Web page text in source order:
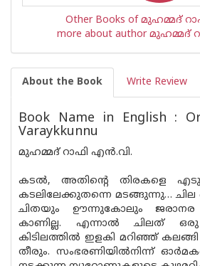
Other Books of മുഹമ്മദ്
more about author മുഹമ്മദ്
About the Book Write Review
Book Name in English :
Varaykkunnu
മുഹമ്മദ് റാഫി എൻ.വി.
കടൽ, അതിന്റെ തിരകളെ
കടലിലേക്കുതന്നെ മടങ്ങുന്നു…
ചിതയും ഊന്നുകോലും ജരാനര
കാണില്ല. എന്നാൽ ചിലത് ഒരു
കിടിലത്തിൽ ഇളകി മറിഞ്ഞ്
തീരും. സംഭരണിയിൽനിന്ന്